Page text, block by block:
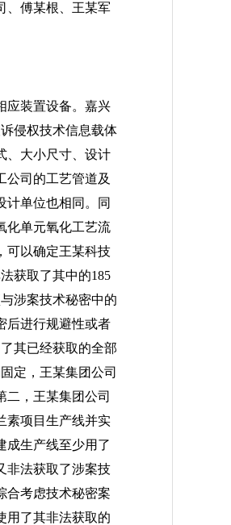
、傅某根、王某军
应装置设备。嘉兴
侵权技术信息载体
、大小尺寸、设计
公司的工艺管道及
计单位也相同。同
化单元氧化工艺流
可以确定王某科技
获取了其中的185
涉案技术秘密中的
后进行规避性或者
其已经获取的全部
定，王某集团公司
，王某集团公司
素项目生产线并实
成生产线至少用了
非法获取了涉案技
合考虑技术秘密案
用了其非法获取的